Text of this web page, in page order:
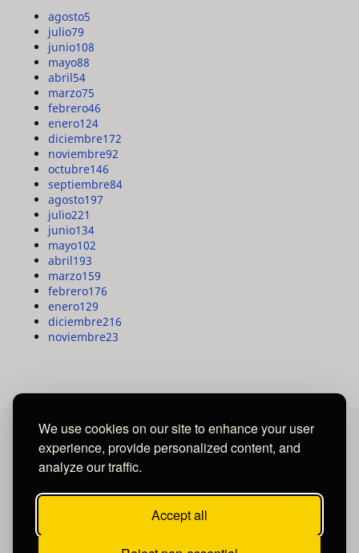
We use cookies on our site to enhance your user
experience, provide personalized content, and
analyze our traffic.
Accept all
agosto5
julio79
junio108
mayo88
abril54
marzo75
febrero46
enero124
diciembre172
noviembre92
octubre146
septiembre84
agosto197
julio221
junio134
mayo102
abril193
marzo159
febrero176
enero129
diciembre216
noviembre23
MAYA MEDIA GROUP
Ubicados en Tegucigalpa - Honduras.